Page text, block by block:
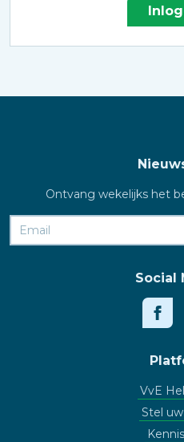
Ontvang wekelijks het
Social
VvE
Stel